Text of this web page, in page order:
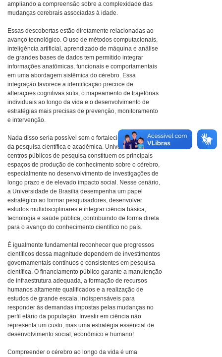
ampliando a compreensão sobre a complexidade das
mudanças cerebrais associadas à idade.
Essas descobertas estão diretamente relacionadas ao
avanço tecnológico. O uso de métodos computacionais,
inteligência artificial, aprendizado de máquina e análise
de grandes bases de dados tem permitido integrar
informações anatômicas, funcionais e comportamentais
em uma abordagem sistêmica do cérebro. Essa
integração favorece a identificação precoce de
alterações cognitivas sutis, o mapeamento de trajetórias
individuais ao longo da vida e o desenvolvimento de
estratégias mais precisas de prevenção, monitoramento
e intervenção.
Nada disso seria possível sem o fortalecimento contínuo
da pesquisa científica e acadêmica. Universidades e
centros públicos de pesquisa constituem os principais
espaços de produção de conhecimento sobre o cérebro,
especialmente no desenvolvimento de investigações de
longo prazo e de elevado impacto social. Nesse cenário,
a Universidade de Brasília desempenha um papel
estratégico ao formar pesquisadores, desenvolver
estudos multidisciplinares e integrar ciência básica,
tecnologia e saúde pública, contribuindo de forma direta
para o avanço do conhecimento científico no país.
É igualmente fundamental reconhecer que progressos
científicos dessa magnitude dependem de investimentos
governamentais contínuos e consistentes em pesquisa
científica. O financiamento público garante a manutenção
de infraestrutura adequada, a formação de recursos
humanos altamente qualificados e a realização de
estudos de grande escala, indispensáveis para
responder às demandas impostas pelas mudanças no
perfil etário da população. Investir em ciência não
representa um custo, mas uma estratégia essencial de
desenvolvimento social, econômico e humano!
Compreender o cérebro ao longo da vida é uma